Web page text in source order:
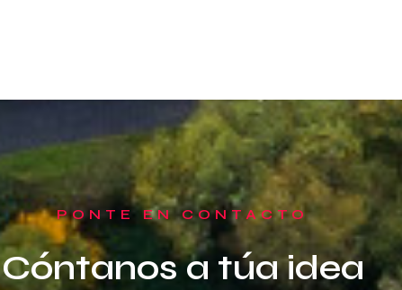
PONTE EN CONTACTO
Cóntanos a túa idea